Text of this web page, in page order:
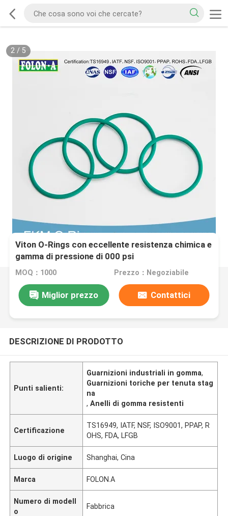
2/ 5
Viton O-Rings con eccellente resistenza chimica e
gamma di pressione di 000 psi
MOQ：1000 Prezzo：Negoziabile
Miglior prezzo Contattici
DESCRIZIONE DI PRODOTTO
Punti salienti:
Guarnizioni industriali in gomma,
Guarnizioni toriche per tenuta stag
na
,Anelli di gomma resistenti
Certificazione
TS16949, IATF, NSF, ISO9001, PPAP, R
OHS, FDA, LFGB
Luogo di origine Shanghai, Cina
Marca FOLON.A
Numero di modell
o
Fabbrica